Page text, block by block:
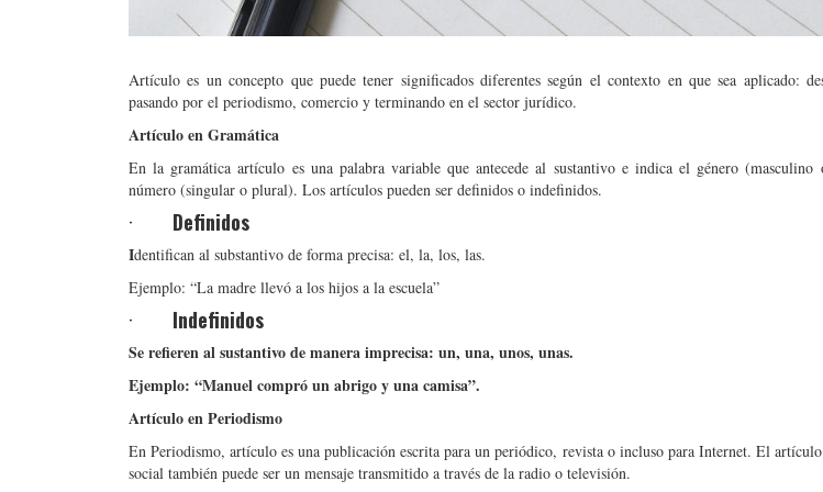
Artículo es un concepto que puede tener significados diferentes según el contexto en que sea aplicado:
pasando por el periodismo, comercio y terminando en el sector jurídico.
Artículo en Gramática
En la gramática artículo es una palabra variable que antecede al sustantivo e indica el género
número (singular o plural). Los artículos pueden ser definidos o indefinidos.
· Definidos
Identifican al substantivo de forma precisa: el, la, los, las.
Ejemplo: “La madre llevó a los hijos a la escuela”
· Indefinidos
Se refieren al sustantivo de manera imprecisa: un, una, unos, unas.
Ejemplo: “Manuel compró un abrigo y una camisa”.
Artículo en Periodismo
En Periodismo, artículo es una publicación escrita para un periódico, revista o incluso para Internet. El
social también puede ser un mensaje transmitido a través de la radio o televisión.